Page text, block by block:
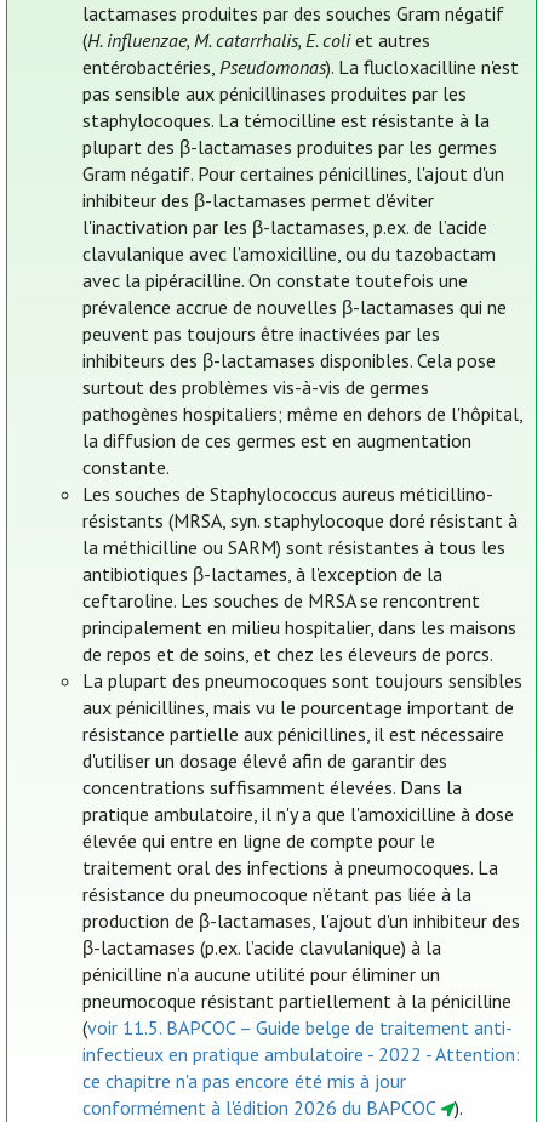
lactamases produites par des souches Gram négatif
(H. influenzae, M. catarrhalis, E. coliet autres
entérobactéries,Pseudomonas). La flucloxacilline n'est
pas sensible aux pénicillinases produites par les
staphylocoques. La témocilline est résistante à la
plupart des β-lactamases produites par les germes
Gram négatif. Pour certaines pénicillines, l'ajout d'un
inhibiteur des β-lactamases permet d'éviter
l'inactivation par les β-lactamases, p.ex. de l’acide
clavulanique avec l’amoxicilline, ou du tazobactam
avec la pipéracilline. On constate toutefois une
prévalence accrue de nouvelles β-lactamases qui ne
peuvent pas toujours être inactivées par les
inhibiteurs des β-lactamases disponibles. Cela pose
surtout des problèmes vis-à-vis de germes
pathogènes hospitaliers; même en dehors de l'hôpital,
la diffusion de ces germes est en augmentation
constante.
Les souches de Staphylococcus aureus méticillino-
résistants (MRSA, syn. staphylocoque doré résistant à
la méthicilline ou SARM) sont résistantes à tous les
antibiotiques β-lactames, à l'exception de la
ceftaroline. Les souches de MRSA se rencontrent
principalement en milieu hospitalier, dans les maisons
de repos et de soins, et chez les éleveurs de porcs.
La plupart des pneumocoques sont toujours sensibles
aux pénicillines, mais vu le pourcentage important de
résistance partielle aux pénicillines, il est nécessaire
d'utiliser un dosage élevé afin de garantir des
concentrations suffisamment élevées. Dans la
pratique ambulatoire, il n'y a que l'amoxicilline à dose
élevée qui entre en ligne de compte pour le
traitement oral des infections à pneumocoques. La
résistance du pneumocoque n’étant pas liée à la
production de β-lactamases, l'ajout d'un inhibiteur des
β-lactamases (p.ex. l’acide clavulanique) à la
pénicilline n’a aucune utilité pour éliminer un
pneumocoque résistant partiellement à la pénicilline
(voir 11.5. BAPCOC – Guide belge de traitement anti-
infectieux en pratique ambulatoire - 2022 - Attention:
ce chapitre n'a pas encore été mis à jour
conformément à l'édition 2026 du BAPCOC
).